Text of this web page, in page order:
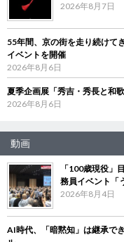
2026年8月7日
55年間、京の街を走り続け
イベントを開催
2026年8月6日
夏季企画展「秀吉・秀長と和
2026年8月6日
動画
「100歳現役
務員イベント「
2026年8月4日
AI時代、「暗黙知」は継承で